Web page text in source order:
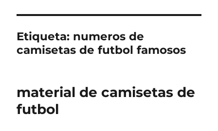
Etiqueta: numeros de
camisetas de futbol famosos
material de camisetas de
futbol